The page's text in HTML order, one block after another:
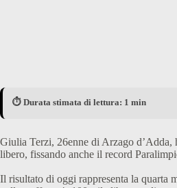
⏱️ Durata stimata di lettura: 1 min
Giulia Terzi, 26enne di Arzago d’Adda,
libero, fissando anche il record
Il risultato di oggi rappresenta la quarta